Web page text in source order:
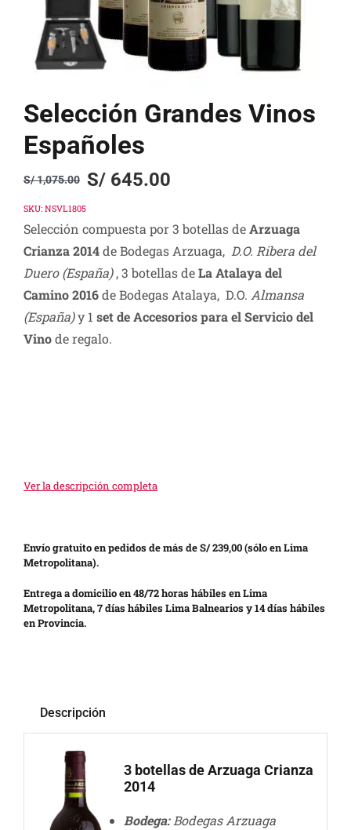
Selección Grandes Vinos
Españoles
S/1,075.00
Original
price
was:
S/ 1,075.00.
S/645.00
Current
price
is:
S/ 645.00.
SKU: NSVL1805
Selección compuesta por 3 botellas deArzuaga
Crianza 2014de Bodegas Arzuaga, D.O. Ribera del
Duero (España), 3 botellas deLa Atalaya del
Camino 2016de Bodegas Atalaya, D.O. Almansa
(España)y 1 set de Accesorios para el Servicio del
Vinode regalo.
Ver la descripción completa
Envío gratuito en pedidos de más de S/ 239,00 (sólo en Lima
Metropolitana).
Entrega a domicilio en 48/72 horas hábiles en Lima
Metropolitana, 7 días hábiles Lima Balnearios y 14 días hábiles
en Provincia.
Descripción
3 botellas de Arzuaga Crianza
2014
Bodega:Bodegas Arzuaga